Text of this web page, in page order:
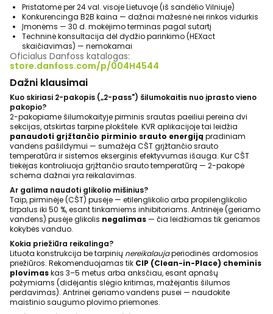
Pristatome per 24 val. visoje Lietuvoje (iš sandėlio Vilniuje)
Konkurencinga B2B kaina — dažnai mažesnė nei rinkos vidurkis
Įmonėms — 30 d. mokėjimo terminas pagal sutartį
Techninė konsultacija dėl dydžio parinkimo (HEXact
skaičiavimas) — nemokamai
Oficialus Danfoss katalogas:
store.danfoss.com/p/004H4544
Dažni klausimai
Kuo skiriasi 2-pakopis („2-pass") šilumokaitis nuo įprasto vieno
pakopio?
2-pakopiame šilumokaityje pirminis srautas paeiliui pereina dvi
sekcijas, atskirtas tarpine plokštele. KVR aplikacijoje tai leidžia
panaudoti grįžtančio pirminio srauto energiją pradiniam
vandens pašildymui — sumažėja CŠT grįžtančio srauto
temperatūra ir sistemos ekserginis efektyvumas išauga. Kur CŠT
tiekėjas kontroliuoja grįžtančio srauto temperatūrą — 2-pakopė
schema dažnai yra reikalavimas.
Ar galima naudoti glikolio mišinius?
Taip, pirminėje (CŠT) pusėje — etilenglikolio arba propilenglikolio
tirpalus iki 50 %, esant tinkamiems inhibitoriams. Antrinėje (geriamo
vandens) pusėje glikolis negalimas — čia leidžiamas tik geriamos
kokybės vanduo.
Kokia priežiūra reikalinga?
Lituota konstrukcija be tarpinių nereikalaujaperiodinės ardomosios
priežiūros. Rekomenduojamas tik CIP (Clean-in-Place) cheminis
plovimaskas 3–5 metus arba anksčiau, esant apnašų
požymiams (didėjantis slėgio kritimas, mažėjantis šilumos
perdavimas). Antrinei geriamo vandens pusei — naudokite
maistinio saugumo plovimo priemones.